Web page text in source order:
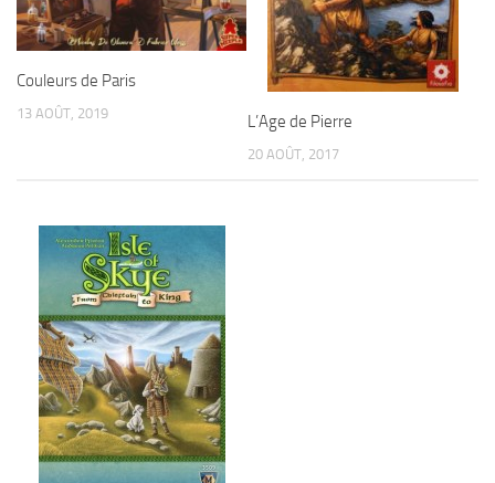
Couleurs de Paris
13 AOÛT, 2019 L’Age de Pierre
20 AOÛT, 2017